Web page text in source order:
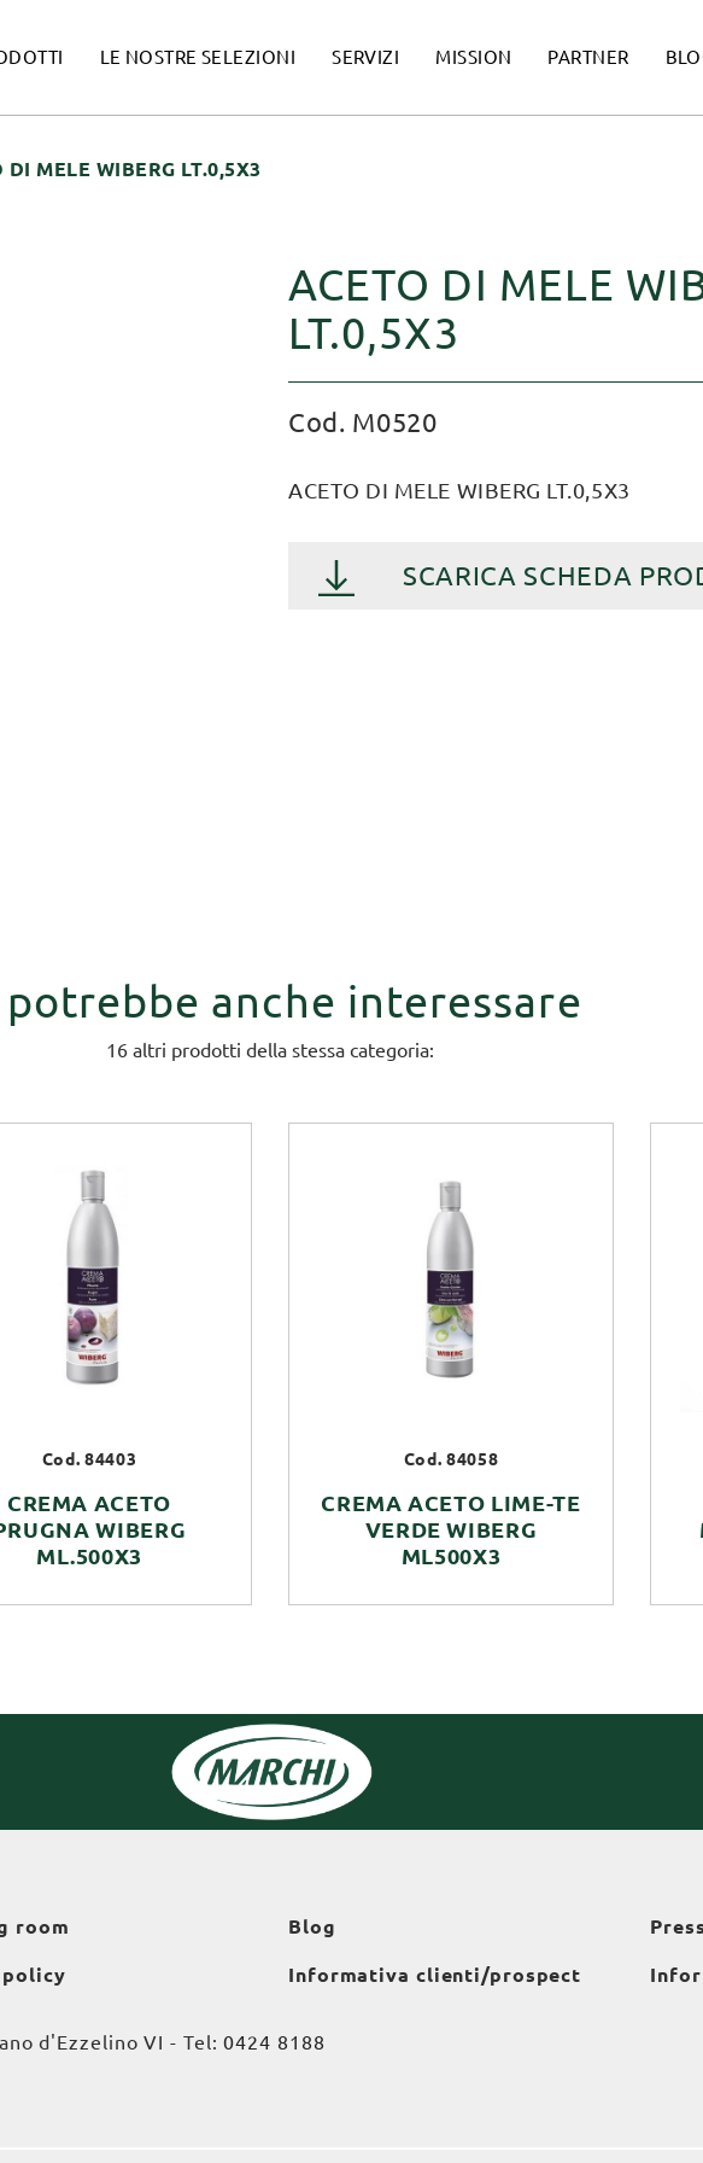
LE NOSTRE SELEZIONI SERVIZI MISSION PARTNER
DI MELE WIBERG LT.0,5X3
ACETO DI MELE
LT.0,5X3
Cod. M0520
ACETO DI MELE WIBERG LT.0,5X3
SCARICA SCHEDA
potrebbe anche interessare
16 altri prodotti della stessa categoria:
Cod. 84403
CREMA ACETO
WIBERG
ML.500X3
Cod. 84058
CREMA ACETO LIME-TE
VERDE WIBERG
ML500X3
room
policy
Blog
Informativa clienti/prospect
Press
d'Ezzelino VI - Tel:0424 8188